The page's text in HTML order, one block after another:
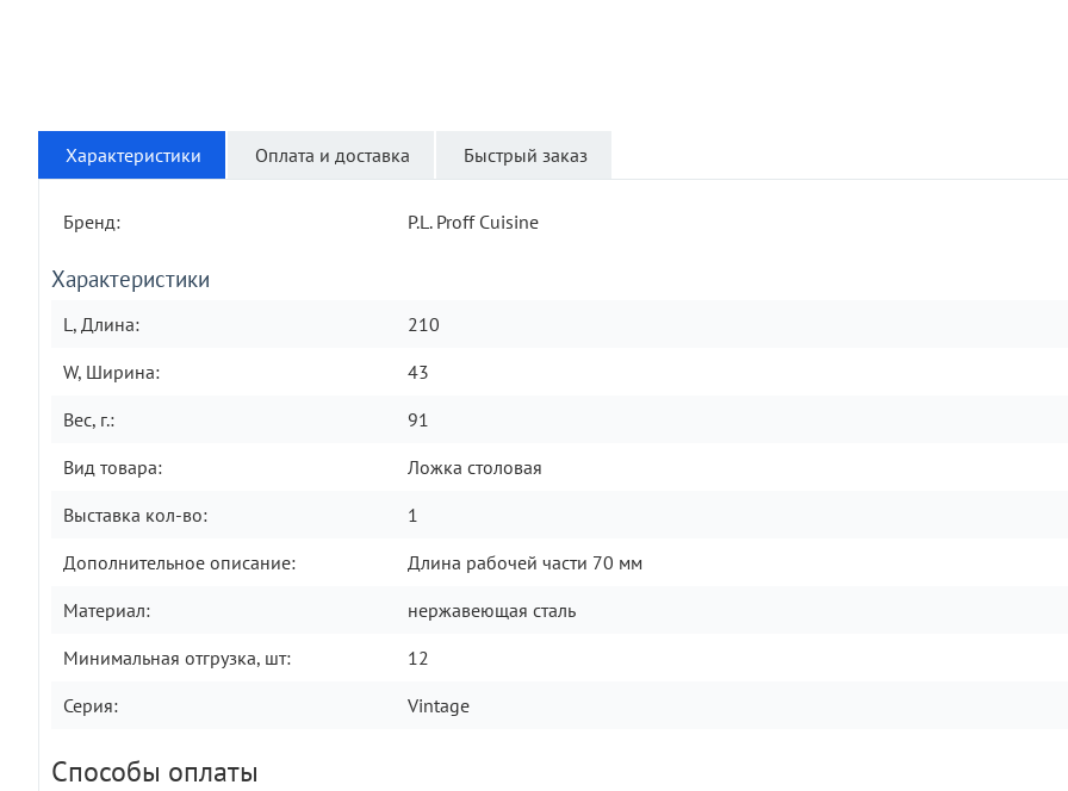
Характеристики Оплата и доставка Быстрый заказ
Бренд: P.L. Proff Cuisine
Характеристики
L, Длина:
210
W, Ширина:
43
Вес, г.:
91
Вид товара:
Ложка столовая
Выставка кол-во:
1
Дополнительное описание:
Длина рабочей части 70 мм
Материал:
нержавеющая сталь
Минимальная отгрузка, шт:
12
Серия:
Vintage
Способы оплаты